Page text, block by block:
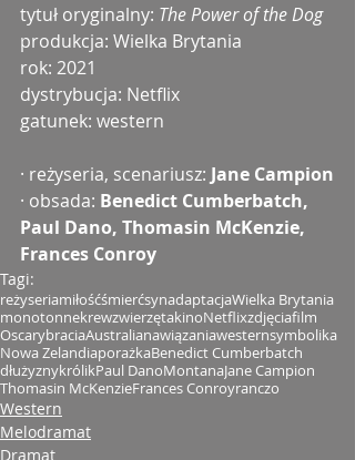
tytuł oryginalny: The Power of the Dog
produkcja: Wielka Brytania
rok: 2021
dystrybucja: Netflix
gatunek: western
· reżyseria, scenariusz: Jane Campion
· obsada: Benedict Cumberbatch,
Paul Dano, Thomasin McKenzie,
Frances Conroy
Tagi:
reżyseriamiłośćśmierćsynadaptacjaWielka Brytania
monotonnekrewzwierzętakinoNetflixzdjęciafilm
OscarybraciaAustralianawiązaniawesternsymbolika
Nowa ZelandiaporażkaBenedict Cumberbatch
dłużyznykrólikPaul DanoMontanaJane Campion
Thomasin McKenzieFrances Conroyranczo
Western
Melodramat
Dramat